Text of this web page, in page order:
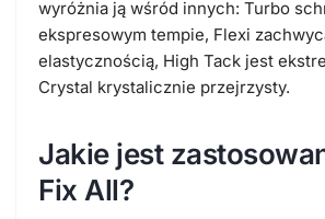
wyróżnia ją wśród innych: Turbo
ekspresowym tempie, Flexi
elastycznością, High Tack jest
Crystal krystalicznie przejrzysty.
Jakie jest
Fix All?